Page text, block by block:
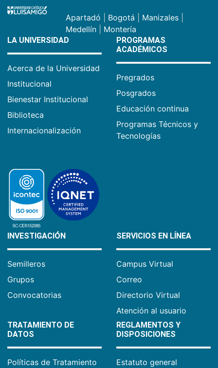
Apartadó Bogotá Manizales
Medellín
Montería
LA UNIVERSIDAD
Acerca de la Universidad
Institucional
Bienestar Institucional
Biblioteca
Internacionalización
PROGRAMAS
ACADÉMICOS
Pregrados
Posgrados
Educación continua
Programas Técnicos y
Tecnologías
INVESTIGACIÓN
Semilleros
Grupos
Convocatorias
SERVICIOS EN LÍNEA
Campus Virtual
Correo
Directorio Virtual
Atención al usuario
TRATAMIENTO DE
DATOS
Políticas de Tratamiento
REGLAMENTOS Y
DISPOSICIONES
Estatuto general